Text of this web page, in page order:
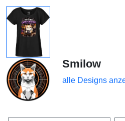
Smilow
alle Designs